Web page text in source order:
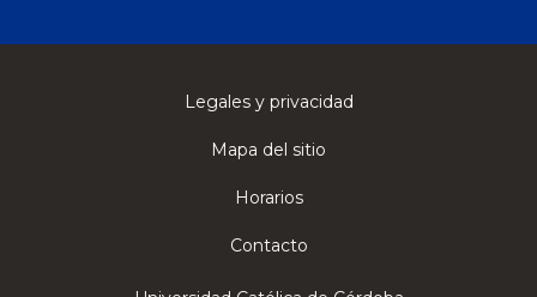
Legales y privacidad
Mapa del sitio
Horarios
Contacto